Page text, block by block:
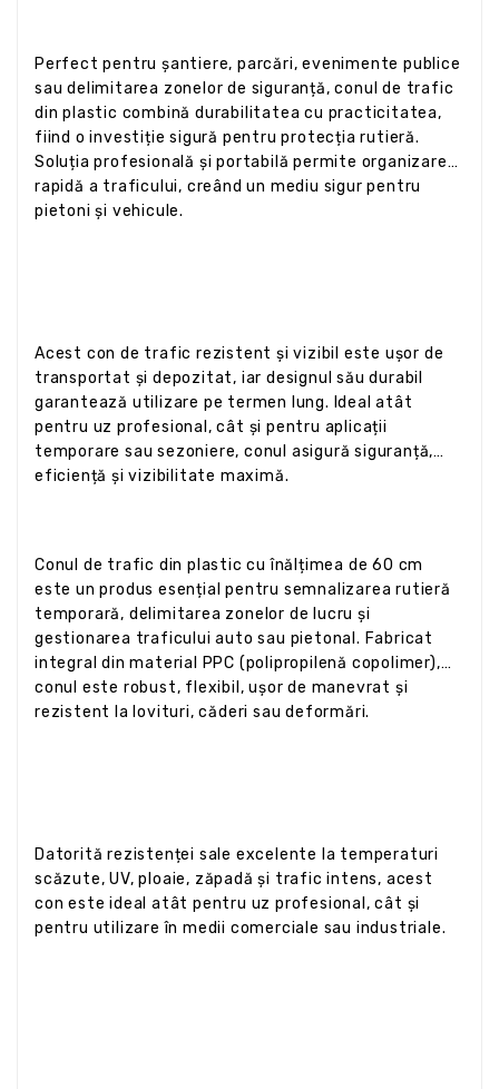
Perfect pentru șantiere, parcări, evenimente publice
sau delimitarea zonelor de siguranță, conul de trafic
din plastic combină durabilitatea cu practicitatea,
fiind o investiție sigură pentru protecția rutieră.
Soluția profesională și portabilă permite organizarea
rapidă a traficului, creând un mediu sigur pentru
pietoni și vehicule.
Acest con de trafic rezistent și vizibil este ușor de
transportat și depozitat, iar designul său durabil
garantează utilizare pe termen lung. Ideal atât
pentru uz profesional, cât și pentru aplicații
temporare sau sezoniere, conul asigură siguranță,
eficiență și vizibilitate maximă.
Conul de trafic din plastic cu înălțimea de 60 cm
este un produs esențial pentru semnalizarea rutieră
temporară, delimitarea zonelor de lucru și
gestionarea traficului auto sau pietonal. Fabricat
integral din material PPC (polipropilenă copolimer),
conul este robust, flexibil, ușor de manevrat și
rezistent la lovituri, căderi sau deformări.
Datorită rezistenței sale excelente la temperaturi
scăzute, UV, ploaie, zăpadă și trafic intens, acest
con este ideal atât pentru uz profesional, cât și
pentru utilizare în medii comerciale sau industriale.